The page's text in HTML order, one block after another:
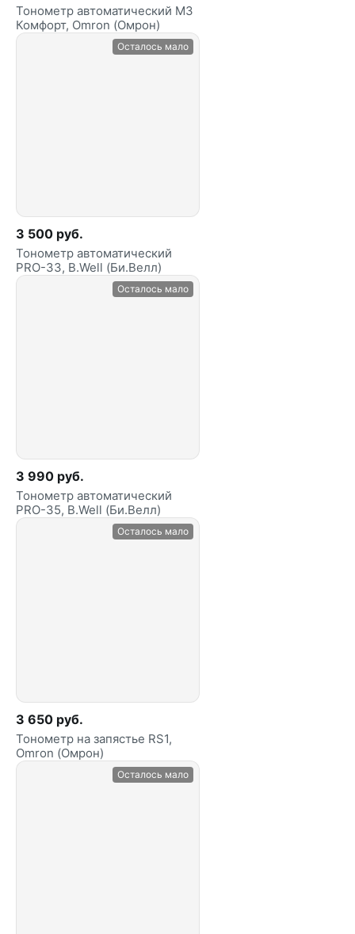
Тонометр автоматический M3
Комфорт, Omron (Омрон)
Осталось мало
3 500 руб.
Тонометр автоматический
PRO-33, B.Well (Би.Велл)
Осталось мало
3 990 руб.
Тонометр автоматический
PRO-35, B.Well (Би.Велл)
Осталось мало
3 650 руб.
Тонометр на запястье RS1,
Omron (Омрон)
Осталось мало